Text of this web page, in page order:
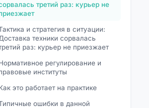
третий раз: курьер не
и стратегия в ситуации:
техники сорвалась
раз: курьер не приезжает
регулирование и
институты
это работает на практике
ошибки в данной